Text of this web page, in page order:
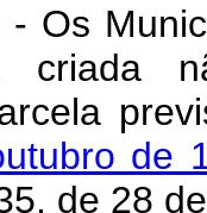
- Os
criada
de
de 28